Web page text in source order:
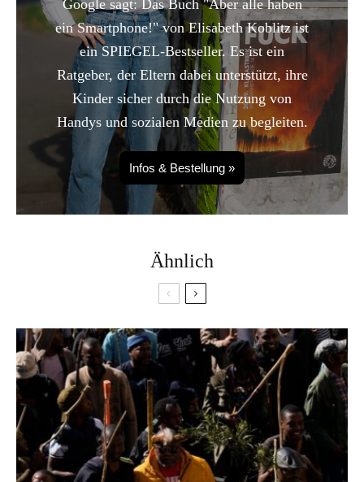
Google sagt: Das Buch "Aber alle haben
ein Smartphone!" von Elisabeth Koblitz ist
ein SPIEGEL-Bestseller. Es ist ein
Ratgeber, der Eltern dabei unterstützt, ihre
Kinder sicher durch die Nutzung von
Handys und sozialen Medien zu begleiten.
Infos & Bestellung »
Ähnlich